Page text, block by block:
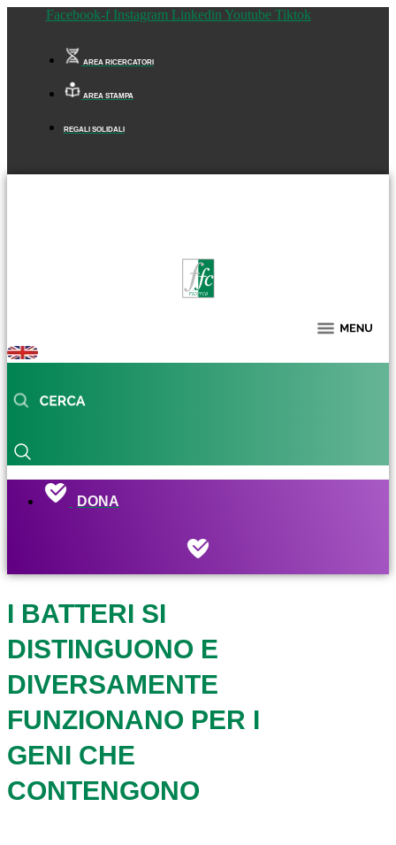
Facebook-f Instagram Linkedin Youtube Tiktok
AREA RICERCATORI
AREA STAMPA
REGALI SOLIDALI
DONA
I BATTERI SI
DISTINGUONO E
DIVERSAMENTE
FUNZIONANO PER I
GENI CHE
CONTENGONO